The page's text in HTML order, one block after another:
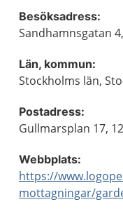
Besöksadress:
Sandhamnsgatan
Län, kommun:
Stockholms län,
Postadress:
Gullmarsplan 17,
Webbplats:
https://
mottagningar/